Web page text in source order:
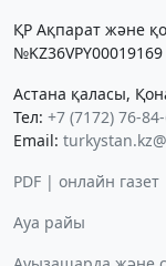
ҚР Ақпарат және
№KZ36VPY00019169
Астана қаласы,
Тел: +7 (7172) 76-
Email:
PDF | онлайн газет
Ауа райы